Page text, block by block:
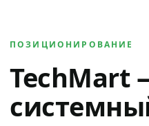
ПОЗИЦИОНИРОВАНИЕ
TechMart